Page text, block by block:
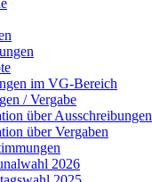
im VG-Bereich
/ Vergabe
über Ausschreibungen
über Vergaben
2026